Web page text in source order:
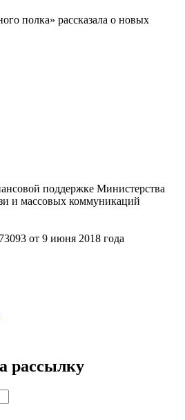
полка» рассказала о новых
поддержке Министерства
и массовых коммуникаций
от 9 июня 2018 года
рассылку